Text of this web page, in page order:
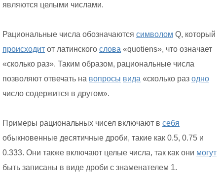
являются целыми числами.
Рациональные числа обозначаются символом Q, который
происходит от латинского слова «quotiens», что означает
«сколько раз». Таким образом, рациональные числа
позволяют отвечать на вопросы вида «сколько раз одно
число содержится в другом».
Примеры рациональных чисел включают в себя
обыкновенные десятичные дроби, такие как 0.5, 0.75 и
0.333. Они также включают целые числа, так как они могут
быть записаны в виде дроби с знаменателем 1.